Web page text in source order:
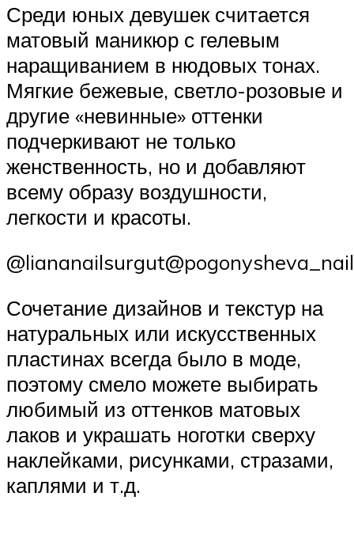
Среди юных девушек считается
матовый маникюр с гелевым
наращиванием в нюдовых тонах.
Мягкие бежевые, светло-розовые и
другие «невинные» оттенки
подчеркивают не только
женственность, но и добавляют
всему образу воздушности,
легкости и красоты.
Сочетание дизайнов и текстур на
натуральных или искусственных
пластинах всегда было в моде,
поэтому смело можете выбирать
любимый из оттенков матовых
лаков и украшать ноготки сверху
наклейками, рисунками, стразами,
каплями и т.д.